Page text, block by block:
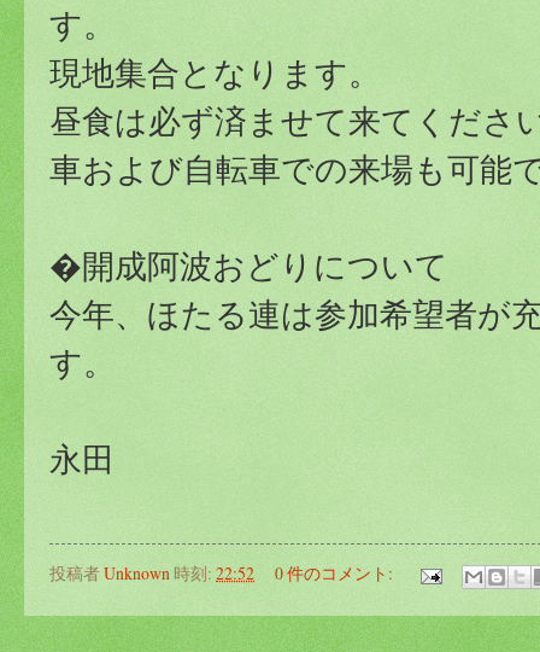
す。
現地集合となります。
昼食は必ず済ませて来てくださ
車および自転車での来場も可能
�開成阿波おどりについて
今年、ほたる連は参加希望者が
す。
永田
投稿者Unknown時刻: 22:52 0 件のコメント: